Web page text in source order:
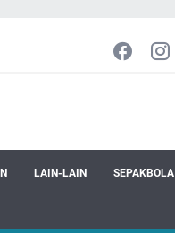
LAIN-LAIN SEPAKBOLA